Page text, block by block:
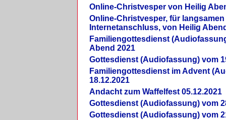
Online-Christvesper von Heilig
Online-Christvesper, für langsamen
Internetanschluss, von Heilig
Familiengottesdienst
Abend 2021
Gottesdienst (Audiofassung) vom
Familiengottesdienst im Advent
18.12.2021
Andacht zum Waffelfest 05.12.2021
Gottesdienst (Audiofassung) vom
Gottesdienst (Audiofassung) vom